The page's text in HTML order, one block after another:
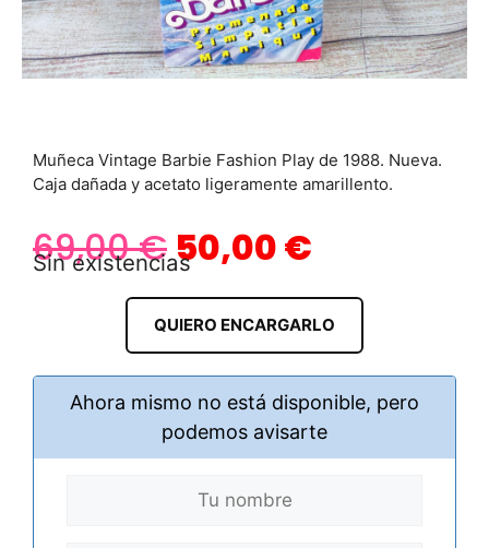
Muñeca Vintage Barbie Fashion Play de 1988. Nueva.
Caja dañada y acetato ligeramente amarillento.
69,00€50,00€
Sin existencias
QUIERO ENCARGARLO
Ahora mismo no está disponible, pero
podemos avisarte